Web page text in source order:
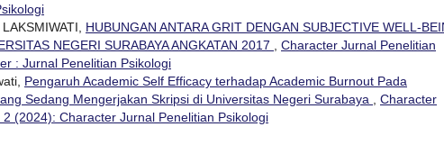
HUBUNGAN ANTARA GRIT DENGAN SUBJECTIVE WELL-
NEGERI SURABAYA ANGKATAN 2017
Character Jurnal Penelitian
: Jurnal Penelitian Psikologi
Pengaruh Academic Self Efficacy terhadap Academic Burnout Pada
Sedang Mengerjakan Skripsi di Universitas Negeri Surabaya
Character
(2024): Character Jurnal Penelitian Psikologi